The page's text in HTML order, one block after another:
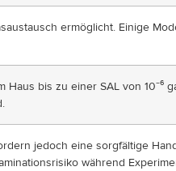
ermöglicht. Einige
bis zu einer SAL von 10⁻⁶
jedoch eine sorgfältige
während